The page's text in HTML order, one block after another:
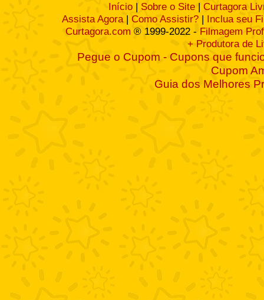
Início | Sobre o Site | Curtagora
Assista Agora| Como Assistir? | Inclua seu
Curtagora.com ® 1999-2022 - Filmagem
+ Produtora de
Pegue o Cupom - Cupons que
Cupom
Guia dos Melhores